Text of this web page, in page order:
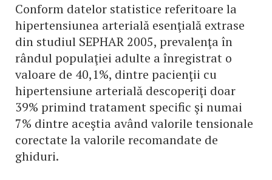
Conform datelor statistice referitoare la
hipertensiunea arterială esenţială extrase
din studiul SEPHAR 2005, prevalenţa în
rândul populaţiei adulte a înregistrat o
valoare de 40,1%, dintre pacienţii cu
hipertensiune arterială descoperiţi doar
39% primind tratament specific şi numai
7% dintre aceştia având valorile tensionale
corectate la valorile recomandate de
ghiduri.